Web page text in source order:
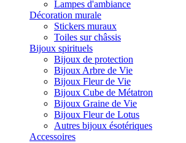
Lampes d'ambiance
Décoration murale
Stickers muraux
Toiles sur châssis
Bijoux spirituels
Bijoux de protection
Bijoux Arbre de Vie
Bijoux Fleur de Vie
Bijoux Cube de Métatron
Bijoux Graine de Vie
Bijoux Fleur de Lotus
Autres bijoux ésotériques
Accessoires